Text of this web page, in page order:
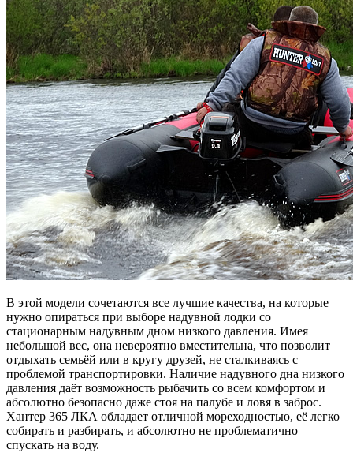
В этой модели сочетаются все лучшие качества, на которые
нужно опираться при выборе надувной лодки со
стационарным надувным дном низкого давления. Имея
небольшой вес, она невероятно вместительна, что позволит
отдыхать семьёй или в кругу друзей, не сталкиваясь с
проблемой транспортировки. Наличие надувного дна низкого
давления даёт возможность рыбачить со всем комфортом и
абсолютно безопасно даже стоя на палубе и ловя в заброс.
Хантер 365 ЛКА обладает отличной мореходностью, её легко
собирать и разбирать, и абсолютно не проблематично
спускать на воду.